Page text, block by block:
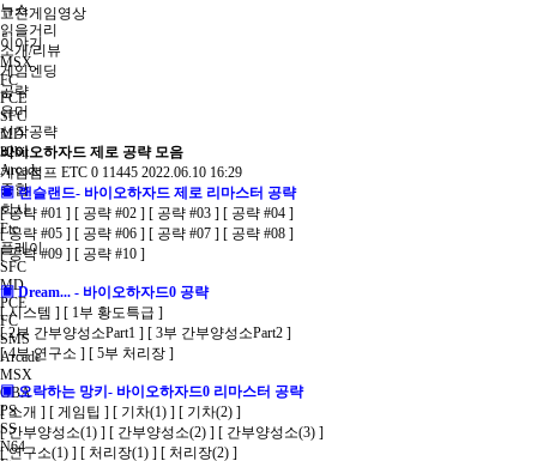
고전게임영상
이야기
MSX
FC
PCE
SFC
MD
32bit
Arcade
종합
회사
Etc
플레이
SFC
MD
PCE
FC
SMS
Arcade
MSX
GBA
PS
SS
N64
뉴스
읽을거리
소개/리뷰
게임엔딩
공략
유머
신작공략
바이오하자드 제로 공략 모음
게임점프 ETC 0 11445 2022.06.10 16:29
▣ 랜슬랜드- 바이오하자드 제로 리마스터 공략
[ 공략 #01 ] [ 공략 #02 ] [ 공략 #03 ] [ 공략 #04 ]
[ 공략 #05 ] [ 공략 #06 ] [ 공략 #07 ] [ 공략 #08 ]
[ 공략 #09 ] [ 공략 #10 ]
▣ Dream... - 바이오하자드0 공략
[ 시스템 ] [ 1부 황도특급 ]
[ 2부 간부양성소Part1 ] [ 3부 간부양성소Part2 ]
[ 4부 연구소 ] [ 5부 처리장 ]
▣ 오락하는 망키- 바이오하자드0 리마스터 공략
[ 소개 ] [ 게임팁 ] [ 기차(1) ] [ 기차(2) ]
[ 간부양성소(1) ] [ 간부양성소(2) ] [ 간부양성소(3) ]
[ 연구소(1) ] [ 처리장(1) ] [ 처리장(2) ]